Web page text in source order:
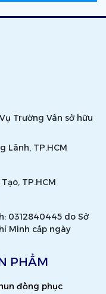
Trường Vân sở hữu
Lãnh, TP.HCM
TP.HCM
0312840445 do Sở
Minh cấp ngày
PHẨM
đồng phục